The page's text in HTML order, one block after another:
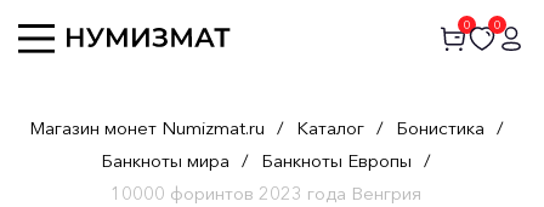
0 0
Магазин монет Numizmat.ru / Каталог / Бонистика /
Банкноты мира / Банкноты Европы /
10000 форинтов 2023 года Венгрия